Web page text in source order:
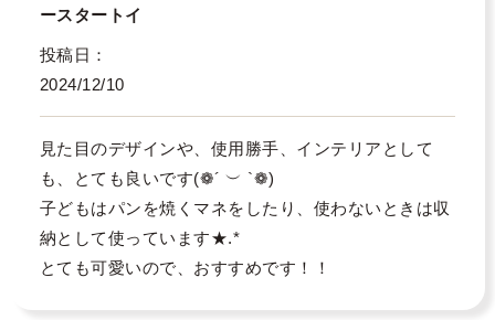
ースタートイ
投稿日
2024/12/10
見た目のデザインや、使用勝手、インテリアとして
も、とても良いです(❁´ ︶ `❁)
子どもはパンを焼くマネをしたり、使わないときは収
納として使っています★.*
とても可愛いので、おすすめです！！